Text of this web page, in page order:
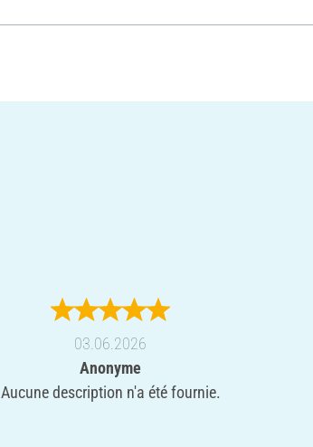
03.06.2026
Anonyme
Aucune description n'a été fournie.